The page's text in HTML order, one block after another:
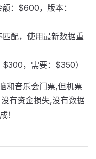
：$600，版本：
匹配，使用最新数据重
，需要：$350）
和音乐会门票,但机票
有资金损失,没有数据
！